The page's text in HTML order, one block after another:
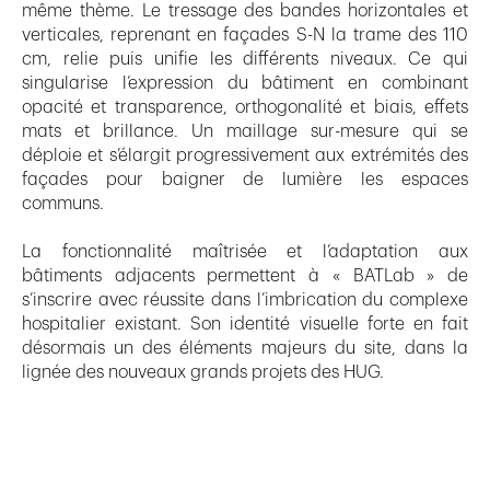
même thème. Le tressage des bandes horizontales et
verticales, reprenant en façades S-N la trame des 110
cm, relie puis unifie les différents niveaux. Ce qui
singularise l’expression du bâtiment en combinant
opacité et transparence, orthogonalité et biais, effets
mats et brillance. Un maillage sur-mesure qui se
déploie et s’élargit progressivement aux extrémités des
façades pour baigner de lumière les espaces
communs.
La fonctionnalité maîtrisée et l’adaptation aux
bâtiments adjacents permettent à « BATLab » de
s’inscrire avec réussite dans l’imbrication du complexe
hospitalier existant. Son identité visuelle forte en fait
désormais un des éléments majeurs du site, dans la
lignée des nouveaux grands projets des HUG.